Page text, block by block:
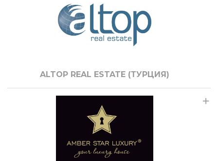
ALTOP REAL ESTATE (ТУРЦИЯ)